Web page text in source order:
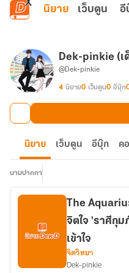
ข้ามไปยังเนื้อหาหลัก
นิยาย เว็บตูน อี
Dek-pinkie (เ
@Dek-pinkie
4 นิยาย0 เว็บตูน0 อีบุ๊ก
นิยาย เว็บตูน อีบุ๊ก ค
นามปากกา
The
จิตใจ 'ราศีกุม
เข้าใจ
จิตวิทยา
Dek-pinkie